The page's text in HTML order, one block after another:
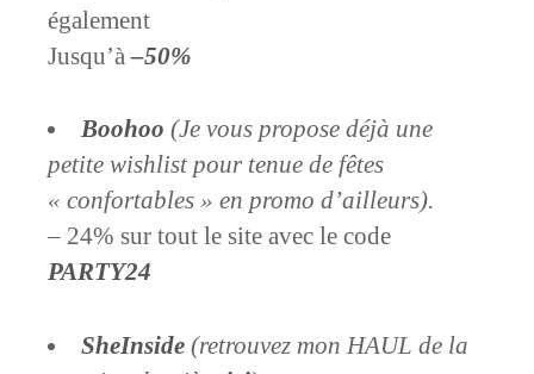
également
Jusqu’à–50%
Boohoo (Je vous propose déjà une
petite wishlist pour tenue de fêtes
« confortables » en promo d’ailleurs).
– 24% sur tout le site avec le code
PARTY24
SheInside (retrouvez mon HAUL de la